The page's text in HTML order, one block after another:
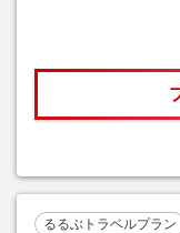
るるぶトラベルプラン